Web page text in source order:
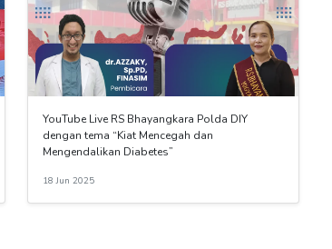
YouTube Live RS Bhayangkara Polda DIY
dengan tema “Kiat Mencegah dan
Mengendalikan Diabetes”
18 Jun 2025